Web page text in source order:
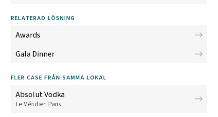
RELATERAD LÖSNING
Awards
Gala Dinner
FLER CASE FRÅN SAMMA LOKAL
Absolut Vodka
Le Méridien Paris